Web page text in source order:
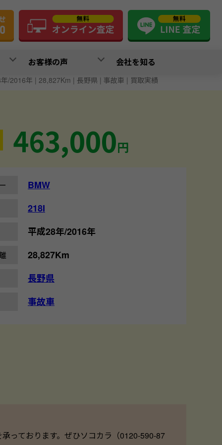
お客様の声 会社を知る
/2016年 | 28,827Km | 長野県 | 事故車 | 買取実績
463,000円
BMW
218I
平成28年/2016年
28,827Km
長野県
事故車
っております。ぜひソコカラ（0120-590-87